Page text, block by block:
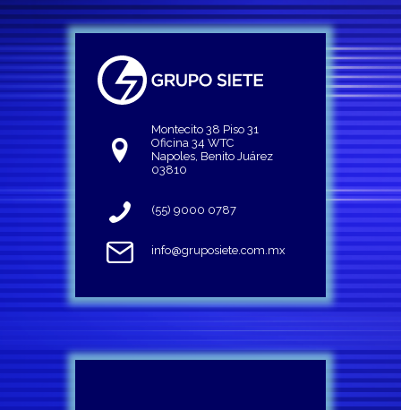
Montecito 38 Piso 31
Oficina 34 WTC
Napoles, Benito Juárez
03810
(55) 9000 0787
info@gruposiete.com.mx